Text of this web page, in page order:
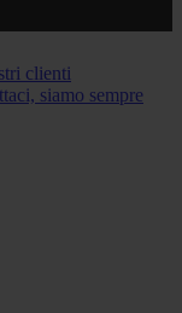
clienti
siamo sempre